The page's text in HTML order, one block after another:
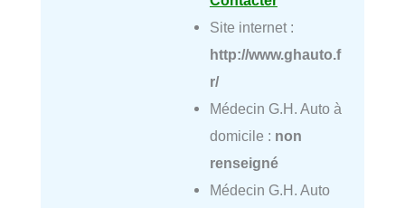
Site internet :
http://www.ghauto.f
r/
Médecin G.H. Auto à
domicile : non
renseigné
Médecin G.H. Auto